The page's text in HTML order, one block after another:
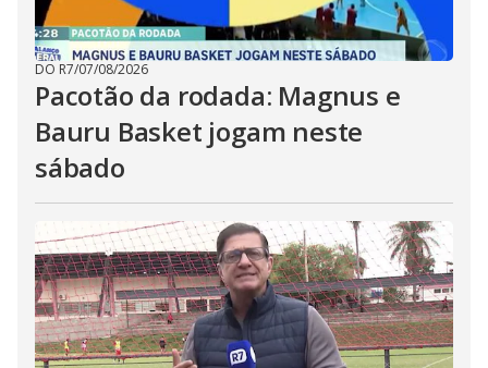
DO R7/07/08/2026
Pacotão da rodada: Magnus e
Bauru Basket jogam neste
sábado